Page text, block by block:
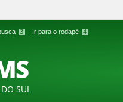
3 Ir para o rodapé 4
SUL